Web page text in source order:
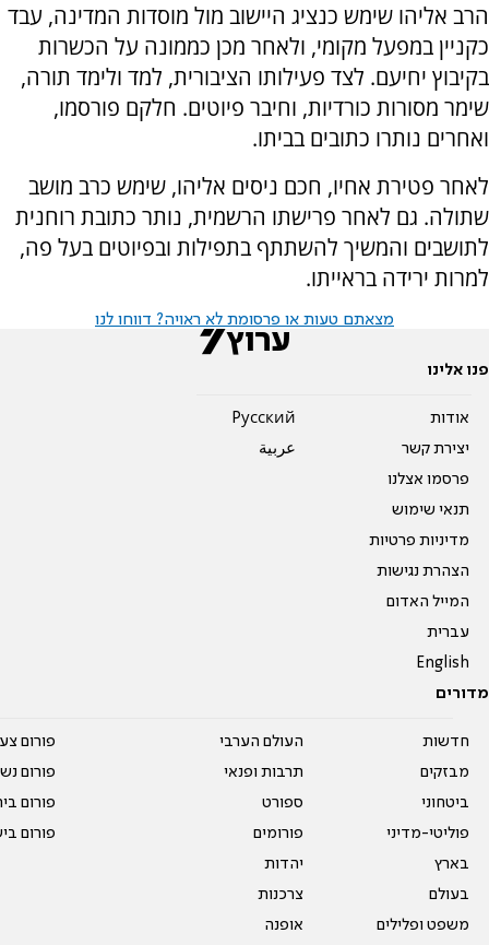
הרב אליהו שימש כנציג היישוב מול מוסדות המדינה, עבד
כקניין במפעל מקומי, ולאחר מכן כממונה על הכשרות
בקיבוץ יחיעם. לצד פעילותו הציבורית, למד ולימד תורה,
שימר מסורות כורדיות, וחיבר פיוטים. חלקם פורסמו,
ואחרים נותרו כתובים בביתו.
לאחר פטירת אחיו, חכם ניסים אליהו, שימש כרב מושב
שתולה. גם לאחר פרישתו הרשמית, נותר כתובת רוחנית
לתושבים והמשיך להשתתף בתפילות ובפיוטים בעל פה,
למרות ירידה בראייתו.
מצאתם טעות או פרסומת לא ראויה? דווחו לנו
פנו אלינו
אודות
יצירת קשר
פרסמו אצלנו
תנאי שימוש
מדיניות פרטיות
הצהרת נגישות
המייל האדום
עברית
English
Pусский
عربية
מדורים
חדשות
מבזקים
ביטחוני
פוליטי-מדיני
בארץ
בעולם
משפט ופלילים
העולם הערבי
תרבות ופנאי
ספורט
פורומים
יהדות
צרכנות
אופנה
פורום
פורום
פורום
פורום